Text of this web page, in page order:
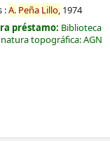
:A. Peña Lillo, 1974
préstamo: Biblioteca
topográfica:AGN